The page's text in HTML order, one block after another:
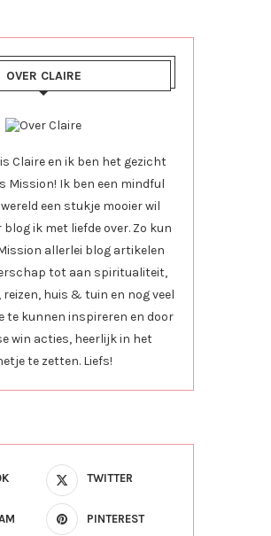
OVER CLAIRE
Claire en ik ben het gezicht
Mission! Ik ben een mindful
een stukje mooier wil
ik met liefde over. Zo kun
allerlei blog artikelen
tot aan spiritualiteit,
huis & tuin en nog veel
te kunnen inspireren en door
win acties, heerlijk in het
te zetten. Liefs!
TWITTER
PINTEREST